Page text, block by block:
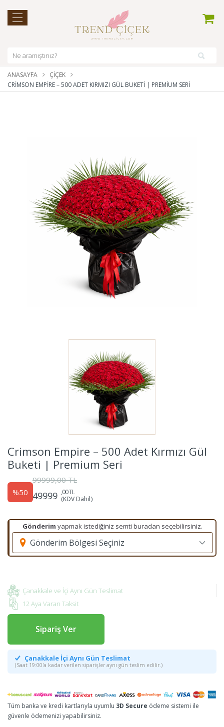
ANASAYFA
ÇIÇEK
CRIMSON EMPIRE – 500 ADET KIRMIZI GÜL BUKETI | PREMIUM SERI
Crimson Empire – 500 Adet Kırmızı Gül
Buketi | Premium Seri
%50
99999,00 TL
49999 ,00 TL
(KDV Dahil)
Gönderim yapmak istediğiniz semti buradan seçebilirsiniz.
Gönderim Bölgesi Seçiniz
Çanakkale ve İçi Aynı Gün Teslimat
12 Aya Varan Taksit
Sipariş Ver
Çanakkale İçi Aynı Gün Teslimat
(Saat 19:00'a kadar verilen siparişler aynı gün teslim edilir.)
Tüm banka ve kredi kartlarıyla uyumlu 3D Secure ödeme sistemi ile
güvenle ödemenizi yapabilirsiniz.